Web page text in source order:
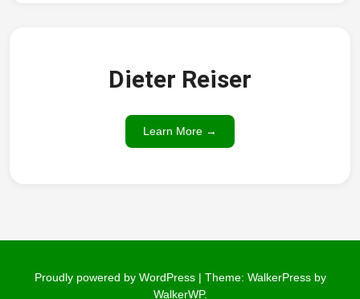
Dieter Reiser
Learn More →
Proudly powered by WordPress | Theme: WalkerPress by
WalkerWP.